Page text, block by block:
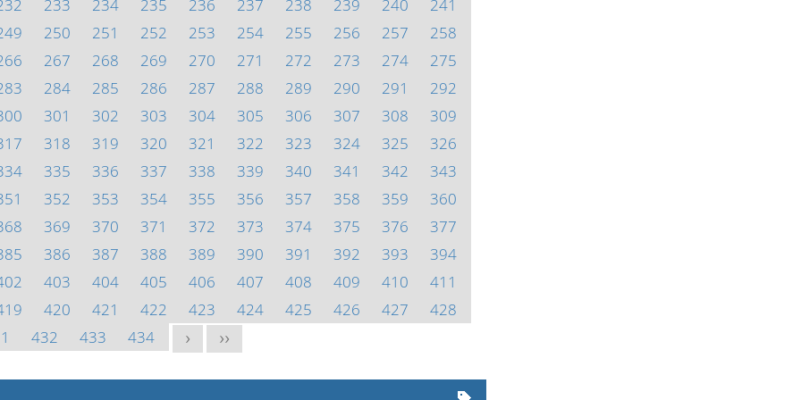
233 234 235 236 237 238 239 240
241
250 251 252 253 254 255 256 257
258
267 268 269 270 271 272 273 274
275
284 285 286 287 288 289 290 291
292
301 302 303 304 305 306 307 308
309
318 319 320 321 322 323 324 325
326
335 336 337 338 339 340 341 342
343
352 353 354 355 356 357 358 359
360
369 370 371 372 373 374 375 376
377
386 387 388 389 390 391 392 393
394
403 404 405 406 407 408 409 410
411
420 421 422 423 424 425 426 427
428
432 433 434 > >>